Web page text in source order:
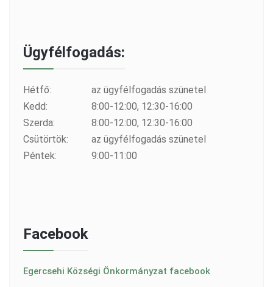
Ügyfélfogadás:
Hétfő:
az ügyfélfogadás szünetel
Kedd:
8:00-12:00, 12:30-16:00
Szerda:
8:00-12:00, 12:30-16:00
Csütörtök:
az ügyfélfogadás szünetel
Péntek:
9:00-11:00
Facebook
Egercsehi Községi Önkormányzat facebook